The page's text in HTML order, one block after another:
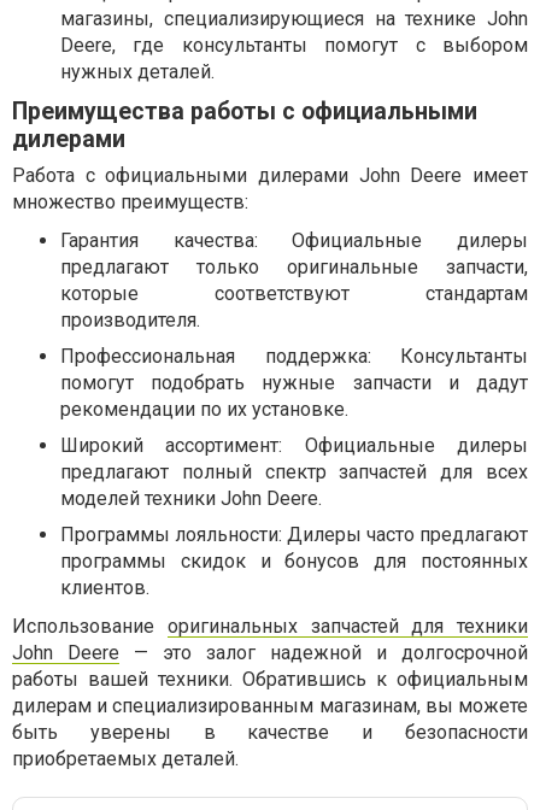
магазины, специализирующиеся на технике John
Deere, где консультанты помогут с выбором
нужных деталей.
Преимущества работы с официальными
дилерами
Работа с официальными дилерами John Deere имеет
множество преимуществ:
Гарантия качества: Официальные дилеры
предлагают только оригинальные запчасти,
которые соответствуют стандартам
производителя.
Профессиональная поддержка: Консультанты
помогут подобрать нужные запчасти и дадут
рекомендации по их установке.
Широкий ассортимент: Официальные дилеры
предлагают полный спектр запчастей для всех
моделей техники John Deere.
Программы лояльности: Дилеры часто предлагают
программы скидок и бонусов для постоянных
клиентов.
Использование оригинальных запчастей для техники
John Deere — это залог надежной и долгосрочной
работы вашей техники. Обратившись к официальным
дилерам и специализированным магазинам, вы можете
быть уверены в качестве и безопасности
приобретаемых деталей.